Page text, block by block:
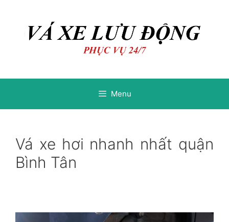
Menu
Vá xe hơi nhanh nhất quận
Bình Tân